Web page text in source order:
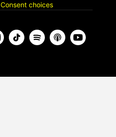
Consent choices